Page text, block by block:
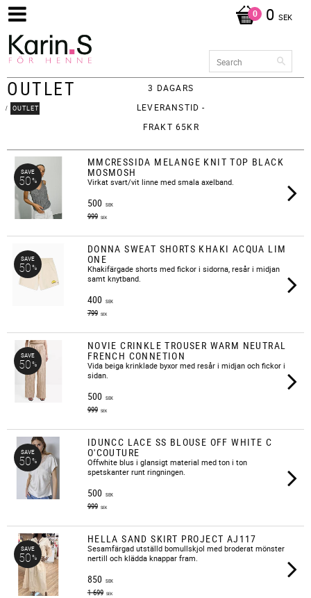
0 SEK
3 DAGARS
LEVERANSTID -
FRAKT 65KR
OUTLET
OUTLET
MMCRESSIDA MELANGE KNIT TOP BLACK
MOSMOSH
​Virkat svart/vit linne med smala axelband.
500 SEK
999 SEK
SAVE
50%
DONNA SWEAT SHORTS KHAKI ACQUA LIM
ONE
​Khakifärgade shorts med fickor i sidorna, resår i midjan
samt knytband.
400 SEK
799 SEK
SAVE
50%
NOVIE CRINKLE TROUSER WARM NEUTRAL
FRENCH CONNETION
​Vida beiga krinklade byxor med resår i midjan och fickor i
sidan.
500 SEK
999 SEK
SAVE
50%
IDUNCC LACE SS BLOUSE OFF WHITE C
O'COUTURE
​Offwhite blus i glansigt material med ton i ton
spetskanter runt ringningen.
500 SEK
999 SEK
SAVE
50%
HELLA SAND SKIRT PROJECT AJ117
Sesamfärgad utställd bomullskjol med broderat mönster
nertill och klädda knappar fram.
850 SEK
1 699 SEK
SAVE
50%